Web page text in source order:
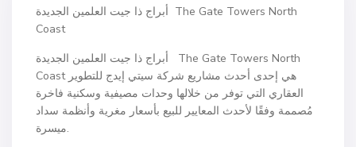
أبراج ذا جيت العلمين الجديدة The Gate Towers North
Coast
أبراج ذا جيت العلمين الجديدة The Gate Towers North
Coast هي إحدى أحدث مشاريع شركة سيتي إيدج للتطوير
العقاري التي توفر من خلالها وحدات مصيفية وسكنية فاخرة
مُصممة وفقًا لأحدث المعايير للبيع بأسعار مغرية وأنظمة سداد
ميسرة.